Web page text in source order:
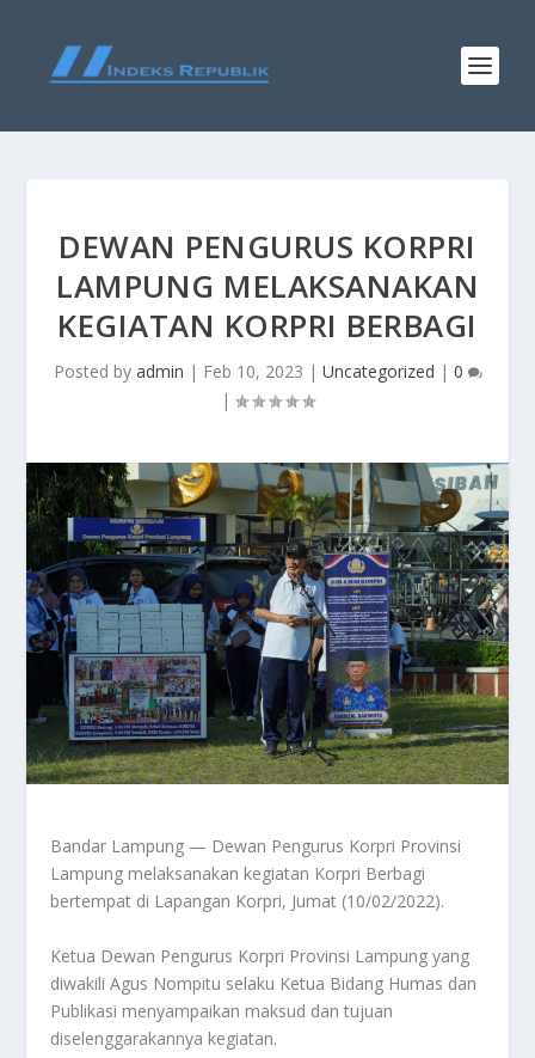
DEWAN PENGURUS KORPRI
LAMPUNG MELAKSANAKAN
KEGIATAN KORPRI BERBAGI
Posted by admin | Feb 10, 2023 | Uncategorized | 0
|
Bandar Lampung — Dewan Pengurus Korpri Provinsi
Lampung melaksanakan kegiatan Korpri Berbagi
bertempat di Lapangan Korpri, Jumat (10/02/2022).
Ketua Dewan Pengurus Korpri Provinsi Lampung yang
diwakili Agus Nompitu selaku Ketua Bidang Humas dan
Publikasi menyampaikan maksud dan tujuan
diselenggarakannya kegiatan.